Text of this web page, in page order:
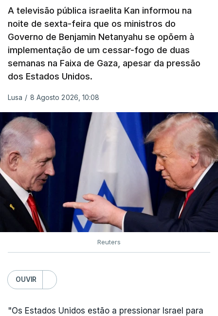
A televisão pública israelita Kan informou na
noite de sexta-feira que os ministros do
Governo de Benjamin Netanyahu se opõem à
implementação de um cessar-fogo de duas
semanas na Faixa de Gaza, apesar da pressão
dos Estados Unidos.
Lusa / 8 Agosto 2026, 10:08
Reuters
OUVIR
"Os Estados Unidos estão a pressionar Israel para